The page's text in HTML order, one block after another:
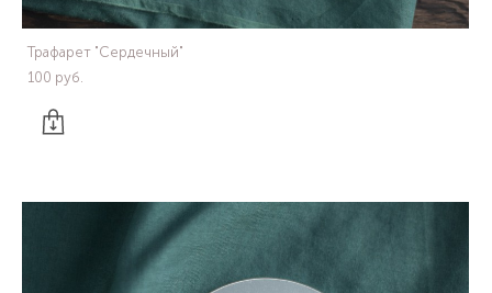
Трафарет "Сердечный"
100 pуб.